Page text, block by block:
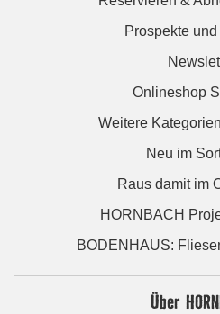
Prospekte
Onlineshop
Weitere
Neu im
Raus damit im
HORNBACH
BODENHAUS:
Über